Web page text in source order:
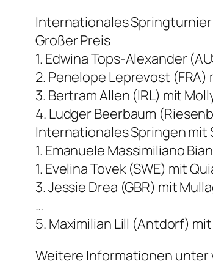
Internationales Springturnier
Großer Preis
1. Edwina Tops-Alexander
2. Penelope Leprevost
3. Bertram Allen (IRL) mit
4. Ludger Beerbaum
Internationales Springen mit
1. Emanuele Massimiliano
1. Evelina Tovek (SWE) mit
3. Jessie Drea (GBR) mit
…
5. Maximilian Lill (Antdorf)
Weitere Informationen unter